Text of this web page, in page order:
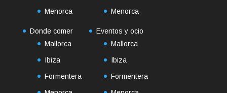
Menorca
Menorca
Donde comer
Mallorca
Ibiza
Formentera
Eventos y ocio
Mallorca
Ibiza
Formentera